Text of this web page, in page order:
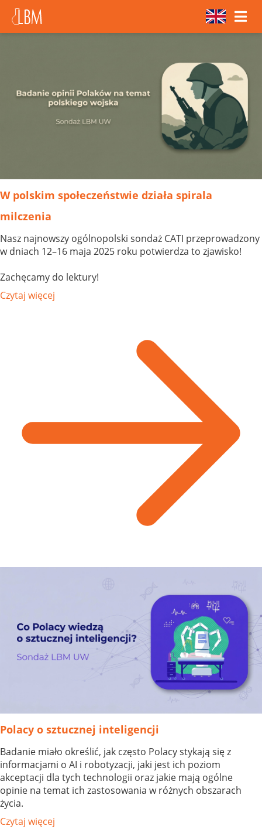
W polskim społeczeństwie działa spirala
milczenia
Nasz najnowszy ogólnopolski sondaż CATI przeprowadzony
w dniach 12–16 maja 2025 roku potwierdza to zjawisko!
Zachęcamy do lektury!
Czytaj więcej
Polacy o sztucznej inteligencji
Badanie miało określić, jak często Polacy stykają się z
informacjami o AI i robotyzacji, jaki jest ich poziom
akceptacji dla tych technologii oraz jakie mają ogólne
opinie na temat ich zastosowania w różnych obszarach
życia.
Czytaj więcej